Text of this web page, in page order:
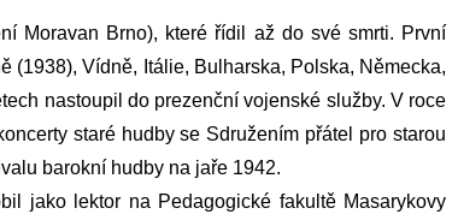
Moravan Brno), které řídil až do své smrti. První
(1938), Vídně, Itálie, Bulharska, Polska, Německa,
nastoupil do prezenční vojenské služby. V roce
staré hudby se Sdružením přátel pro starou
barokní hudby na jaře 1942.
jako lektor na Pedagogické fakultě Masarykovy